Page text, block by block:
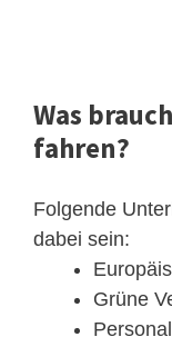
Was
fahren?
Folgende
dabei sein:
Grüne